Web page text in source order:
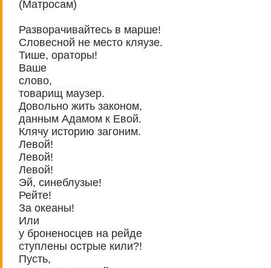
(Матросам)
Разворачивайтесь в марше!
Словесной не место кляузе.
Тише, ораторы!
Ваше
слово,
товарищ маузер.
Довольно жить законом,
данным Адамом к Евой.
Клячу историю загоним.
Левой!
Левой!
Левой!
Эй, синеблузые!
Рейте!
За океаны!
Или
у броненосцев на рейде
ступлены острые кили?!
Пусть,